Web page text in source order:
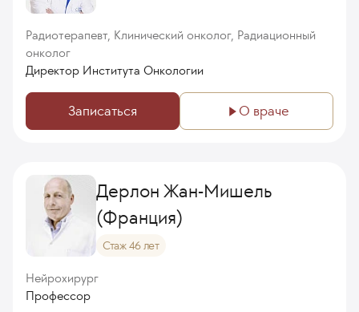
Радиотерапевт, Клинический онколог, Радиационный
онколог
Директор Института Онкологии
Записаться О враче
Дерлон Жан-Мишель
(Франция)
Стаж 46 лет
Нейрохирург
Профессор